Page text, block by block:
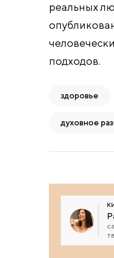
реальных
подходов.
здоровье
духовное